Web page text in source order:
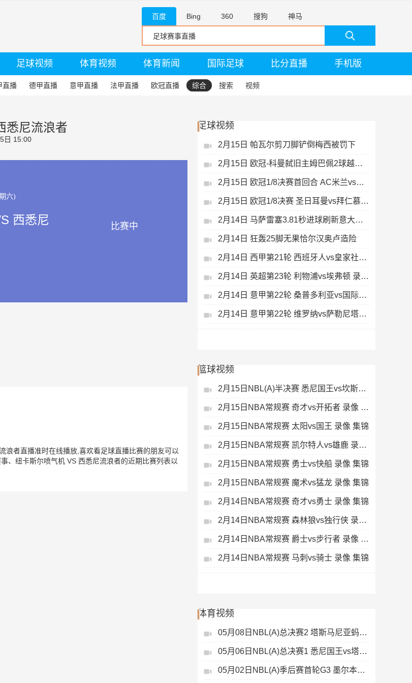
百度 Bing 360 搜狗 神马
足球视频 体育视频 体育新闻 国际足球 比分直播 手机版
直播 德甲直播 意甲直播 法甲直播 欧冠直播 综合 搜索 视频
悉尼流浪者
日 15:00
六)
西悉尼
比赛中
者直播准时在线播放,喜欢看足球直播比赛的朋友可以
、纽卡斯尔喷气机 VS 西悉尼流浪者的近期比赛列表以
足球视频
2月15日 帕瓦尔剪刀脚铲倒梅西被罚下
2月15日 欧冠-科曼弑旧主姆巴佩2球越位无效
2月15日 欧冠1/8决赛首回合 AC米兰vs热刺 录像 集锦
2月15日 欧冠1/8决赛 圣日耳曼vs拜仁慕尼黑 录像 集锦
2月14日 马萨雷塞3.81秒进球刷新意大利历史
2月14日 狂轰25脚无果恰尔汉奥卢造险
2月14日 西甲第21轮 西班牙人vs皇家社会 录像 集锦
2月14日 英超第23轮 利物浦vs埃弗顿 录像 集锦
2月14日 意甲第22轮 桑普多利亚vs国际米兰 录像 集锦
2月14日 意甲第22轮 维罗纳vs萨勒尼塔纳 录像 集锦
篮球视频
2月15日NBL(A)半决赛 悉尼国王vs坎斯大班 录像 集锦
2月15日NBA常规赛 奇才vs开拓者 录像 集锦
2月15日NBA常规赛 太阳vs国王 录像 集锦
2月15日NBA常规赛 凯尔特人vs雄鹿 录像 集锦
2月15日NBA常规赛 勇士vs快船 录像 集锦
2月15日NBA常规赛 魔术vs猛龙 录像 集锦
2月14日NBA常规赛 奇才vs勇士 录像 集锦
2月14日NBA常规赛 森林狼vs独行侠 录像 集锦
2月14日NBA常规赛 爵士vs步行者 录像 集锦
2月14日NBA常规赛 马刺vs骑士 录像 集锦
体育视频
05月08日NBL(A)总决赛2 塔斯马尼亚蚂蚁vs悉尼国王 录像
05月06日NBL(A)总决赛1 悉尼国王vs塔斯马尼亚蚂蚁 全场录像
05月02日NBL(A)季后赛首轮G3 墨尔本联 - 塔斯马尼亚蚂蚁 录像集锦